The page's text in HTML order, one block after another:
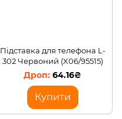
Підставка для телефона L-
302 Червоний (X06/95515)
64.16₴
Купити